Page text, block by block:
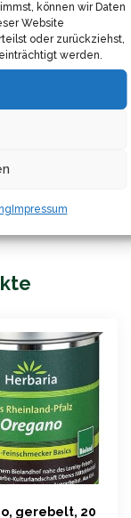
können wir Daten
Website
oder zurückziehst,
werden.
Impressum
zaubert
Genießen
Oregano und
Das
gerebelt, 20